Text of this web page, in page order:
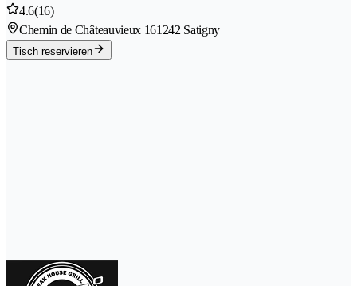
4.6(16)
Chemin de Châteauvieux 161242 Satigny
Tisch reservieren